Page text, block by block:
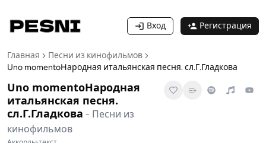
Вход Регистрация
Главная
Песни из кинофильмов
Uno momentoHародная итальянская песня. сл.Г.Гладкова
Uno momentoHародная
итальянская песня.
сл.Г.Гладкова - Песни из
кинофильмов